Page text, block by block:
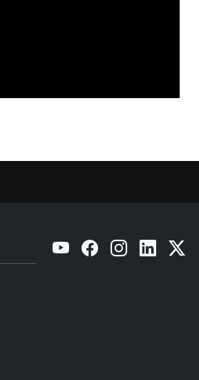
YouTube Facebook Instagram